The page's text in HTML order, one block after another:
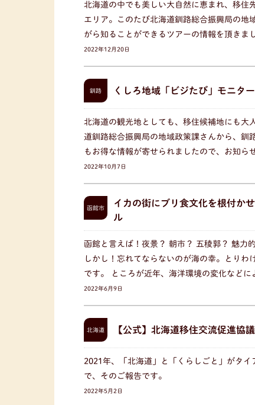
北海道の中でも美しい大自然に恵まれ、移住
エリア。このたび北海道釧路総合振興局の地
がら知ることができるツアーの情報を頂きま
2022年12月20日
釧路 くしろ地域「ビジたび」モニタ
北海道の観光地としても、移住候補地にも大
道釧路総合振興局の地域政策課さんから、釧
もお得な情報が寄せられましたので、お知ら
2022年10月7日
函館市
イカの街にブリ食文化を根付か
ル
函館と言えば！夜景？ 朝市？ 五稜郭？ 魅力
しかし！忘れてならないのが海の幸。とりわ
です。 ところが近年、海洋環境の変化など
2022年6月9日
北海道 【公式】北海道移住交流促進協
2021年、「北海道」と「くらしごと」がタ
で、そのご報告です。
2022年5月2日